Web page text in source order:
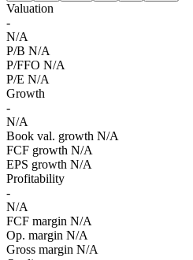
Valuation
-
N/A
P/B N/A
P/FFO N/A
P/E N/A
Growth
-
N/A
Book val. growth N/A
FCF growth N/A
EPS growth N/A
Profitability
-
N/A
FCF margin N/A
Op. margin N/A
Gross margin N/A